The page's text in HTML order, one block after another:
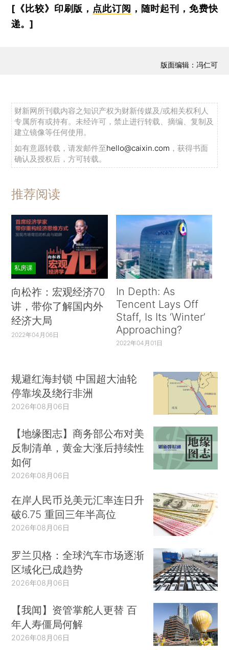
[《比较》印刷版， 点此订阅 ，随时起刊，免费快
递。]
版面编辑：冯仁可
财新网所刊载内容之知识产权为财新传媒及/或相关权利人
专属所有或持有。未经许可，禁止进行转载、摘编、复制及
建立镜像等任何使用。
如有意愿转载，请发邮件至hello@caixin.com ，获得书面
确认及授权后，方可转载。
推荐阅读
私房课
向松祚：宏观经济70
讲，带你了解国内外
经济大局
2022年04月06日
In Depth: As
Tencent Lays Off
Staff, Is Its ‘Winter’
Approaching?
2022年04月01日
规避红海封锁 中国超大油轮
停靠埃及绕行非洲
2026年08月06日
【地缘图志】商务部公布对美
反制清单，黄金大涨后持续性
如何
2026年08月06日
在岸人民币兑美元汇率连日升
破6.75 重回三年半高位
2026年08月06日
罗兰贝格：全球汽车市场逐渐
区域化已成趋势
2026年08月06日
【我闻】资管掌舵人更替 百
年人寿僵局何解
2026年08月06日